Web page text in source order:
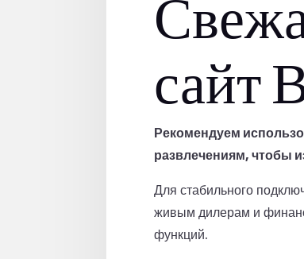
сайт
Рекомендуем
развлечениям, чтобы
Для стабильного
живым дилерам и
функций.